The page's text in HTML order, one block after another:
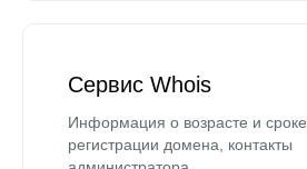
Сервис Whois
Информация о возрасте и сроке
регистрации домена, контакты